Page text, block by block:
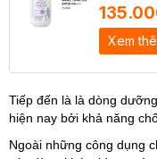
Xem
Tiếp đến là là dòng
hiện nay bởi khả năng
Ngoài những công dụng